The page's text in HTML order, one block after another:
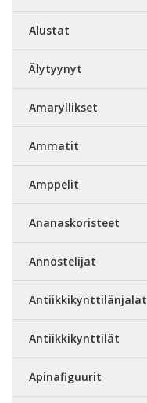
Alustat
Älytyynyt
Amaryllikset
Ammatit
Amppelit
Ananaskoristeet
Annostelijat
Antiikkikynttilänjalat
Antiikkikynttilät
Apinafiguurit